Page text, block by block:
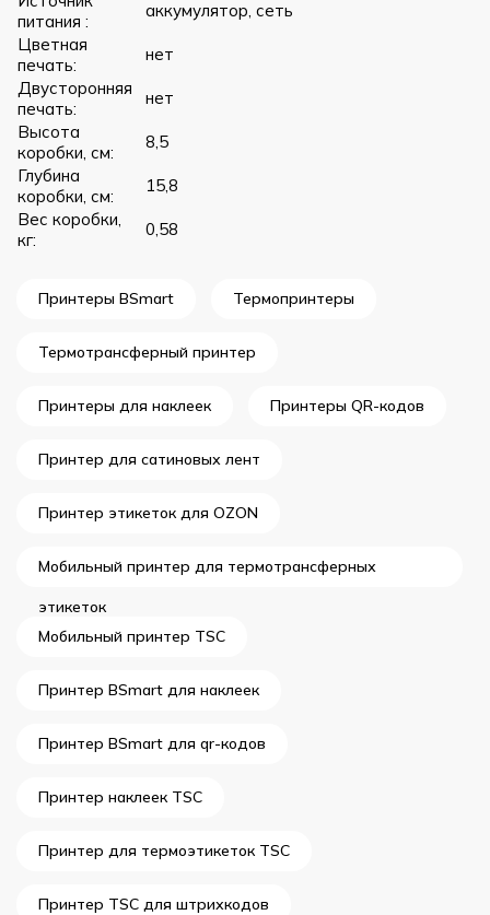
питания :
аккумулятор, сеть
Цветная
печать:
нет
Двусторонняя
печать:
нет
Высота
коробки, см:
8,5
Глубина
коробки, см:
15,8
Вес коробки,
кг:
0,58
Принтеры BSmart Термопринтеры
Термотрансферный принтер
Принтеры для наклеек Принтеры QR-кодов
Принтер для сатиновых лент
Принтер этикеток для OZON
Мобильный принтер для термотрансферных
этикеток
Мобильный принтер TSC
Принтер BSmart для наклеек
Принтер BSmart для qr-кодов
Принтер наклеек TSC
Принтер для термоэтикеток TSC
Принтер TSC для штрихкодов